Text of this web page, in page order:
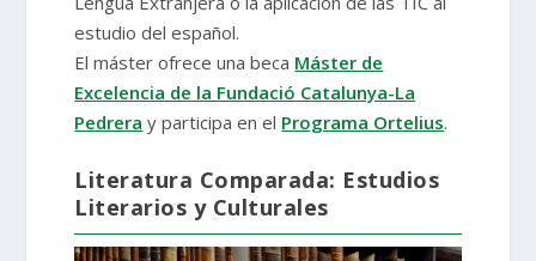
estudio del español.
El máster ofrece una beca Máster de
Excelencia de la Fundació Catalunya-La
Pedrera y participa en el Programa Ortelius.
Literatura Comparada: Estudios
Literarios y Culturales